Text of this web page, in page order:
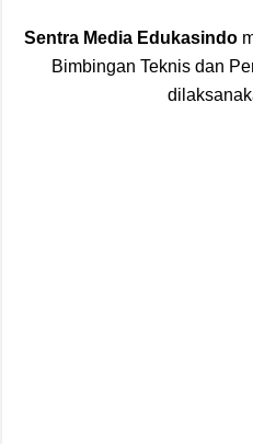
Sentra Media Edukasindo
Bimbingan Teknis dan